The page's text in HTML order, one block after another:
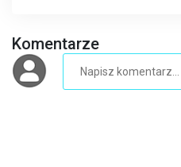
Komentarze